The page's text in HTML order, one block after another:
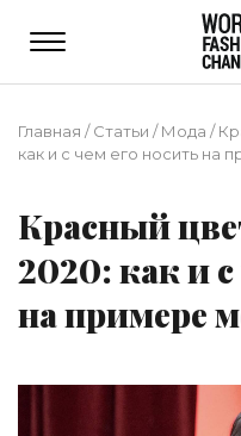
Главная /Статьи /Мода /
как и с чем его носить на
Красный
2020: как и
на примере